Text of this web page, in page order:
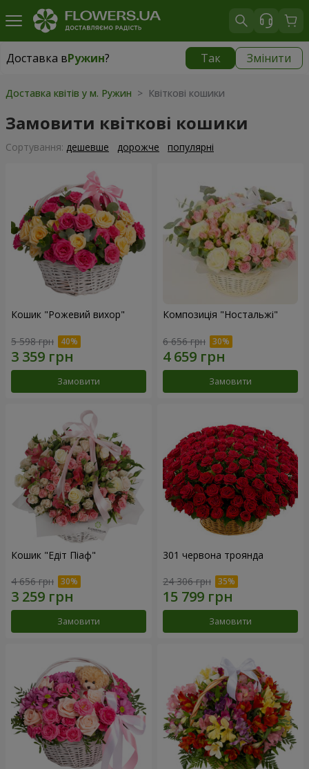
Доставка вРужин? Так Змінити
Доставка вРужин|
Доставка квітів у м. Ружин > Квіткові кошики
Замовити квіткові кошики
Сортування: дешевше дорожче популярні
Кошик "Рожевий вихор"
5 598 грн
Замовити
Композиція "Ностальжі"
6 656 грн
Замовити
Кошик "Едіт Піаф"
4 656 грн
Замовити
301 червона троянда
24 306 грн
Замовити